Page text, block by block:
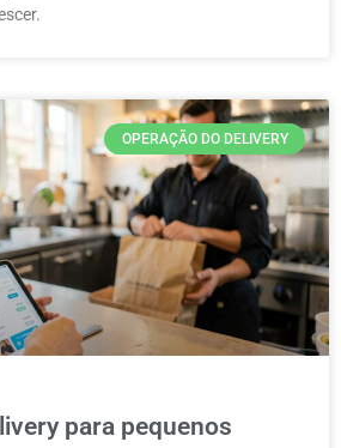
OPERAÇÃO DO DELIVERY
para pequenos